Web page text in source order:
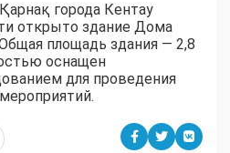
города Кентау
открыто здание Дома
площадь здания — 2,8
оснащен
для проведения